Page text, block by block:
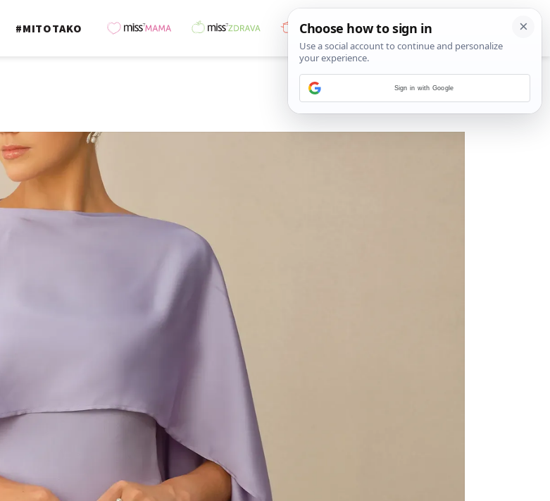
#MITOTAKO
Sign in with Google